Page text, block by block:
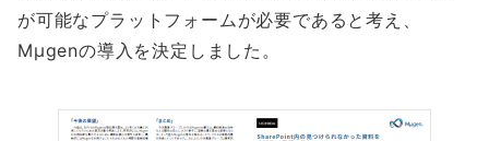
が可能なプラットフォームが必要であると考え、
Mµgenの導入を決定しました。